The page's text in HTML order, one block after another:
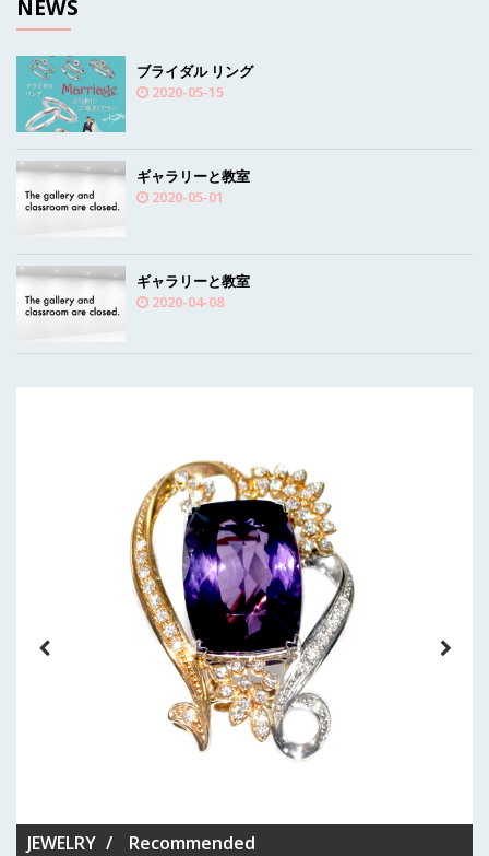
シ
ョ
ン
NEWS
ブライダル リング
2020-05-15
ギャラリーと教室
2020-05-01
ギャラリーと教室
2020-04-08
JEWELRY Recommended